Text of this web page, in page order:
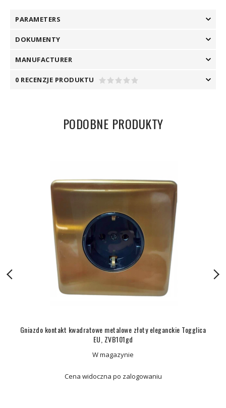
PARAMETERS
DOKUMENTY
MANUFACTURER
0 RECENZJE PRODUKTU
PODOBNE PRODUKTY
Gniazdo kontakt kwadratowe metalowe złoty eleganckie Togglica
EU, ZVB101gd
W magazynie
Cena widoczna po zalogowaniu